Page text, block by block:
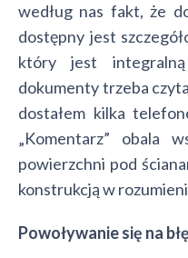
według nas fakt, że
dostępny jest
który jest
dokumenty trzeba
dostałem kilka
„Komentarz” obala
powierzchni pod
konstrukcją w
Powoływanie się na